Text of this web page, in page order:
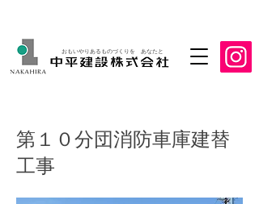
おもいやりあるものづくりを あなたと
第１０分団消防車庫建替
工事